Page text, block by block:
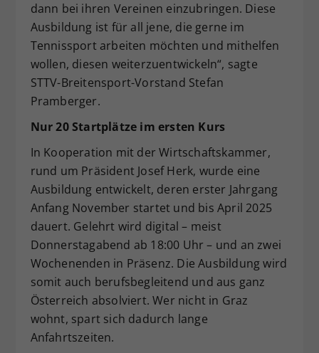
dann bei ihren Vereinen einzubringen. Diese
Ausbildung ist für all jene, die gerne im
Tennissport arbeiten möchten und mithelfen
wollen, diesen weiterzuentwickeln“, sagte
STTV-Breitensport-Vorstand Stefan
Pramberger.
Nur 20 Startplätze im ersten Kurs
In Kooperation mit der Wirtschaftskammer,
rund um Präsident Josef Herk, wurde eine
Ausbildung entwickelt, deren erster Jahrgang
Anfang November startet und bis April 2025
dauert. Gelehrt wird digital – meist
Donnerstagabend ab 18:00 Uhr – und an zwei
Wochenenden in Präsenz. Die Ausbildung wird
somit auch berufsbegleitend und aus ganz
Österreich absolviert. Wer nicht in Graz
wohnt, spart sich dadurch lange
Anfahrtszeiten.